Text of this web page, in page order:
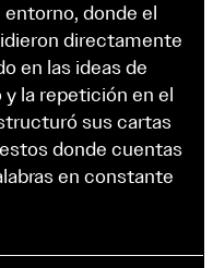
donde el
directamente
en las ideas de
y la repetición en el
sus cartas
donde cuentas
en constante